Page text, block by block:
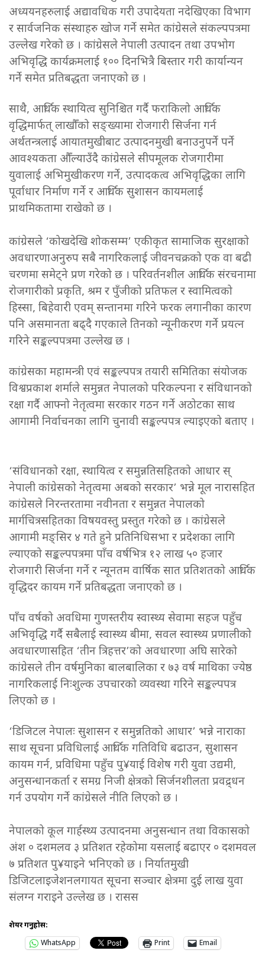
अध्ययनहरुलाई अद्यावधिक गरी उपादेयता नदेखिएका विभाग
र सार्वजनिक संस्थाहरु खोज गर्ने समेत कांग्रेसले संकल्पपत्रमा
उल्लेख गरेको छ । कांग्रेसले नेपाली उत्पादन तथा उपभोग
अभिवृद्धि कार्यक्रमलाई १०० दिनभित्रै बिस्तार गरी कार्यान्यन
गर्ने समेत प्रतिबद्धता जनाएको छ ।
साथै, आर्थिक स्थायित्व सुनिश्चित गर्दै फराकिलो आर्थिक
वृद्धिमार्फत् लाखौँको सङ्ख्यामा रोजगारी सिर्जना गर्न
अर्थतन्त्रलाई आयातमुखीबाट उत्पादनमुखी बनाउनुपर्ने पर्ने
आवश्यकता औँल्याउँदै कांग्रेसले सीपमूलक रोजगारीमा
युवालाई अभिमुखीकरण गर्ने, उत्पादकत्व अभिवृद्धिका लागि
पूर्वाधार निर्माण गर्ने र आर्थिक सुशासन कायमलाई
प्राथमिकतामा राखेको छ ।
कांग्रेसले ‘कोखदेखि शोकसम्म’ एकीकृत सामाजिक सुरक्षाको
अवधारणाअनुरुप सबै नागरिकलाई जीवनचक्रको एक वा बढी
चरणमा समेट्ने प्रण गरेको छ । परिवर्तनशील आर्थिक संरचनामा
रोजगारीको प्रकृति, श्रम र पुँजीको प्रतिफल र स्वामित्वको
हिस्सा, बिहेवारी एवम् सन्तानमा गरिने फरक लगानीका कारण
पनि असमानता बढ्दै गएकाले तिनको न्यूनीकरण गर्ने प्रयत्न
गरिने सङ्कल्पपत्रमा उल्लेख छ ।
कांग्रेसका महामन्त्री एवं सङ्कल्पपत्र तयारी समितिका संयोजक
विश्वप्रकाश शर्माले समुन्नत नेपालको परिकल्पना र संविधानको
रक्षा गर्दै आफ्नो नेतृत्वमा सरकार गठन गर्ने अठोटका साथ
आगामी निर्वाचनका लागि चुनावी सङ्कल्पपत्र ल्याइएको बताए ।
‘संविधानको रक्षा, स्थायित्व र समुन्नतिसहितको आधार स्
नेपाली कांग्रेसको नेतृत्वमा अबको सरकार’ भन्ने मूल नारासहित
कांग्रेसले निरन्तरतामा नवीनता र समुन्नत नेपालको
मार्गचित्रसहितका विषयवस्तु प्रस्तुत गरेको छ । कांग्रेसले
आगामी मङ्सिर ४ गते हुने प्रतिनिधिसभा र प्रदेशका लागि
ल्याएको सङ्कल्पपत्रमा पाँच वर्षभित्र १२ लाख ५० हजार
रोजगारी सिर्जना गर्ने र न्यूनतम वार्षिक सात प्रतिशतको आर्थिक
वृद्धिदर कायम गर्ने प्रतिबद्धता जनाएको छ ।
पाँच वर्षको अवधिमा गुणस्तरीय स्वास्थ्य सेवामा सहज पहुँच
अभिवृद्धि गर्दै सबैलाई स्वास्थ्य बीमा, सवल स्वास्थ्य प्रणालीको
अवधारणासहित ‘तीन त्रिहत्तर’को अवधारणा अघि सारेको
कांग्रेसले तीन वर्षमुनिका बालबालिका र ७३ वर्ष माथिका ज्येष्ठ
नागरिकलाई निःशुल्क उपचारको व्यवस्था गरिने सङ्कल्पपत्र
लिएको छ ।
‘डिजिटल नेपालः सुशासन र समुन्नतिको आधार’ भन्ने नाराका
साथ सूचना प्रविधिलाई आर्थिक गतिविधि बढाउन, सुशासन
कायम गर्न, प्रविधिमा पहुँच पु¥याई विशेष गरी युवा उद्यमी,
अनुसन्धानकर्ता र समग्र निजी क्षेत्रको सिर्जनशीलता प्रवद्र्धन
गर्न उपयोग गर्ने कांग्रेसले नीति लिएको छ ।
नेपालको कूल गार्हस्थ्य उत्पादनमा अनुसन्धान तथा विकासको
अंश ० दशमलव ३ प्रतिशत रहेकोमा यसलाई बढाएर ० दशमवल
७ प्रतिशत पु¥याइने भनिएको छ । निर्यातमुखी
डिजिटलाइजेशनलगायत सूचना सञ्चार क्षेत्रमा दुई लाख युवा
संलग्न गराइने उल्लेख छ । रासस
शेयर गर्नुहोस:
WhatsApp
Print Email